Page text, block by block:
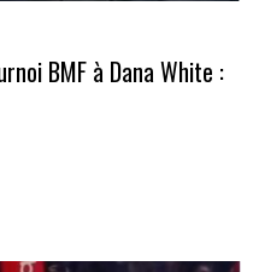
BMF à Dana White :